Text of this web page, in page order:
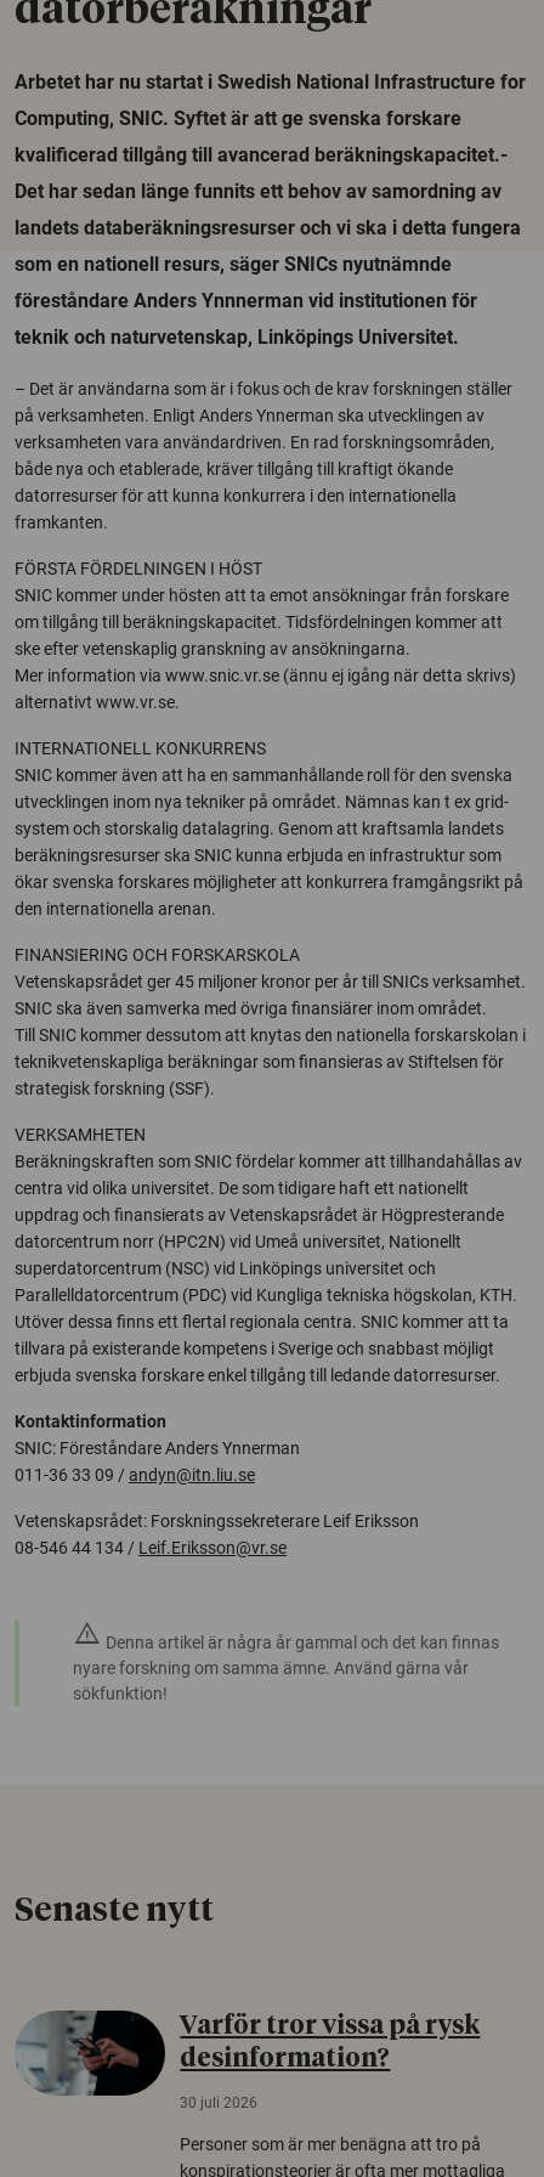
datorberäkningar
Arbetet har nu startat i Swedish National Infrastructure for
Computing, SNIC. Syftet är att ge svenska forskare
kvalificerad tillgång till avancerad beräkningskapacitet.-
Det har sedan länge funnits ett behov av samordning av
landets databeräkningsresurser och vi ska i detta fungera
som en nationell resurs, säger SNICs nyutnämnde
föreståndare Anders Ynnnerman vid institutionen för
teknik och naturvetenskap, Linköpings Universitet.
– Det är användarna som är i fokus och de krav forskningen ställer
på verksamheten. Enligt Anders Ynnerman ska utvecklingen av
verksamheten vara användardriven. En rad forskningsområden,
både nya och etablerade, kräver tillgång till kraftigt ökande
datorresurser för att kunna konkurrera i den internationella
framkanten.
FÖRSTA FÖRDELNINGEN I HÖST
SNIC kommer under hösten att ta emot ansökningar från forskare
om tillgång till beräkningskapacitet. Tidsfördelningen kommer att
ske efter vetenskaplig granskning av ansökningarna.
Mer information via www.snic.vr.se (ännu ej igång när detta skrivs)
alternativt www.vr.se.
INTERNATIONELL KONKURRENS
SNIC kommer även att ha en sammanhållande roll för den svenska
utvecklingen inom nya tekniker på området. Nämnas kan t ex grid-
system och storskalig datalagring. Genom att kraftsamla landets
beräkningsresurser ska SNIC kunna erbjuda en infrastruktur som
ökar svenska forskares möjligheter att konkurrera framgångsrikt på
den internationella arenan.
FINANSIERING OCH FORSKARSKOLA
Vetenskapsrådet ger 45 miljoner kronor per år till SNICs verksamhet.
SNIC ska även samverka med övriga finansiärer inom området.
Till SNIC kommer dessutom att knytas den nationella forskarskolan i
teknikvetenskapliga beräkningar som finansieras av Stiftelsen för
strategisk forskning (SSF).
VERKSAMHETEN
Beräkningskraften som SNIC fördelar kommer att tillhandahållas av
centra vid olika universitet. De som tidigare haft ett nationellt
uppdrag och finansierats av Vetenskapsrådet är Högpresterande
datorcentrum norr (HPC2N) vid Umeå universitet, Nationellt
superdatorcentrum (NSC) vid Linköpings universitet och
Parallelldatorcentrum (PDC) vid Kungliga tekniska högskolan, KTH.
Utöver dessa finns ett flertal regionala centra. SNIC kommer att ta
tillvara på existerande kompetens i Sverige och snabbast möjligt
erbjuda svenska forskare enkel tillgång till ledande datorresurser.
Kontaktinformation
SNIC: Föreståndare Anders Ynnerman
011-36 33 09 / andyn@itn.liu.se
Vetenskapsrådet: Forskningssekreterare Leif Eriksson
08-546 44 134 / Leif.Eriksson@vr.se
warning Denna artikel är några år gammal och det kan finnas
nyare forskning om samma ämne. Använd gärna vår
sökfunktion!
Senaste nytt
Varför tror vissa på rysk
desinformation?
30 juli 2026
Personer som är mer benägna att tro på
konspirationsteorier är ofta mer mottagliga